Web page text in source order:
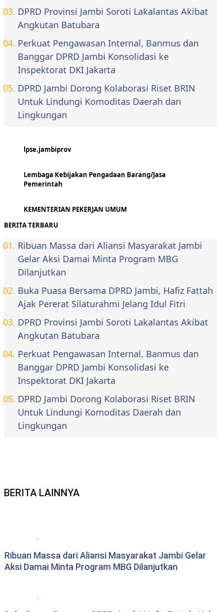
DPRD Provinsi Jambi Soroti Lakalantas Akibat
Angkutan Batubara
Perkuat Pengawasan Internal, Banmus dan
Banggar DPRD Jambi Konsolidasi ke
Inspektorat DKI Jakarta
DPRD Jambi Dorong Kolaborasi Riset BRIN
Untuk Lindungi Komoditas Daerah dan
Lingkungan
lpse.jambiprov
Lembaga Kebijakan Pengadaan Barang/Jasa
Pemerintah
KEMENTERIAN PEKERJAN UMUM
BERITA TERBARU
Ribuan Massa dari Aliansi Masyarakat Jambi
Gelar Aksi Damai Minta Program MBG
Dilanjutkan
Buka Puasa Bersama DPRD Jambi, Hafiz Fattah
Ajak Pererat Silaturahmi Jelang Idul Fitri
DPRD Provinsi Jambi Soroti Lakalantas Akibat
Angkutan Batubara
Perkuat Pengawasan Internal, Banmus dan
Banggar DPRD Jambi Konsolidasi ke
Inspektorat DKI Jakarta
DPRD Jambi Dorong Kolaborasi Riset BRIN
Untuk Lindungi Komoditas Daerah dan
Lingkungan
BERITA LAINNYA
Ribuan Massa dari Aliansi Masyarakat Jambi Gelar
Aksi Damai Minta Program MBG Dilanjutkan